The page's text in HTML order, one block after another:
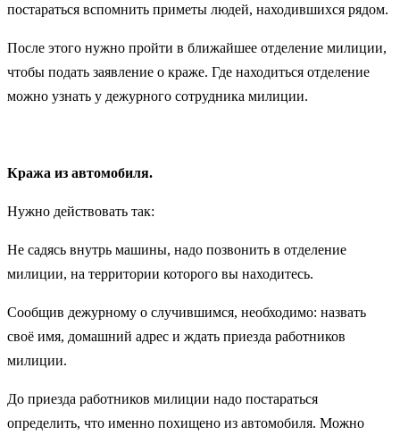
постараться вспомнить приметы людей, находившихся рядом.
После этого нужно пройти в ближайшее отделение милиции,
чтобы подать заявление о краже. Где находиться отделение
можно узнать у дежурного сотрудника милиции.
Кража из автомобиля.
Нужно действовать так:
Не садясь внутрь машины, надо позвонить в отделение
милиции, на территории которого вы находитесь.
Сообщив дежурному о случившимся, необходимо: назвать
своё имя, домашний адрес и ждать приезда работников
милиции.
До приезда работников милиции надо постараться
определить, что именно похищено из автомобиля. Можно